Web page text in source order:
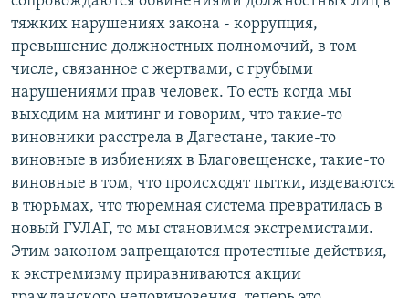
тяжких нарушениях закона - коррупция,
превышение должностных полномочий, в том
числе, связанное с жертвами, с грубыми
нарушениями прав человек. То есть когда мы
выходим на митинг и говорим, что такие-то
виновники расстрела в Дагестане, такие-то
виновные в избиениях в Благовещенске, такие-то
виновные в том, что происходят пытки, издеваются
в тюрьмах, что тюремная система превратилась в
новый ГУЛАГ, то мы становимся экстремистами.
Этим законом запрещаются протестные действия,
к экстремизму приравниваются акции